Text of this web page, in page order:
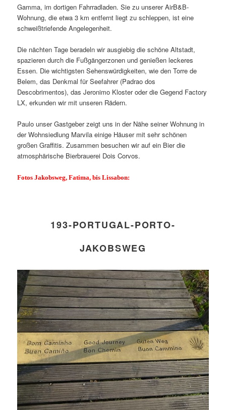
Gamma, im dortigen Fahrradladen. Sie zu unserer AirB&B-
Wohnung, die etwa 3 km entfernt liegt zu schleppen, ist eine
schweißtriefende Angelegenheit.
Die nächten Tage beradeln wir ausgiebig die schöne Altstadt,
spazieren durch die Fußgängerzonen und genießen leckeres
Essen. Die wichtigsten Sehenswürdigkeiten, wie den Torre de
Belem, das Denkmal für Seefahrer (Padrao dos
Descobrimentos), das Jeronimo Kloster oder die Gegend Factory
LX, erkunden wir mit unseren Rädern.
Paulo unser Gastgeber zeigt uns in der Nähe seiner Wohnung in
der Wohnsiedlung Marvila einige Häuser mit sehr schönen
großen Graffitis. Zusammen besuchen wir auf ein Bier die
atmosphärische Bierbrauerei Dois Corvos.
Fotos Jakobsweg, Fatima, bis Lissabon:
193-PORTUGAL-PORTO-
JAKOBSWEG